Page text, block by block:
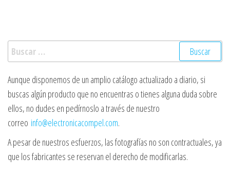
Buscar:
Aunque disponemos de un amplio catálogo actualizado a diario, si
buscas algún producto que no encuentras o tienes alguna duda sobre
ellos, no dudes en pedírnoslo a través de nuestro
correo info@electronicacompel.com.
A pesar de nuestros esfuerzos, las fotografías no son contractuales, ya
que los fabricantes se reservan el derecho de modificarlas.